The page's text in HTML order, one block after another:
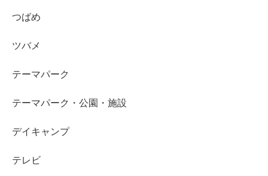
つばめ
ツバメ
テーマパーク
テーマパーク・公園・施設
デイキャンプ
テレビ